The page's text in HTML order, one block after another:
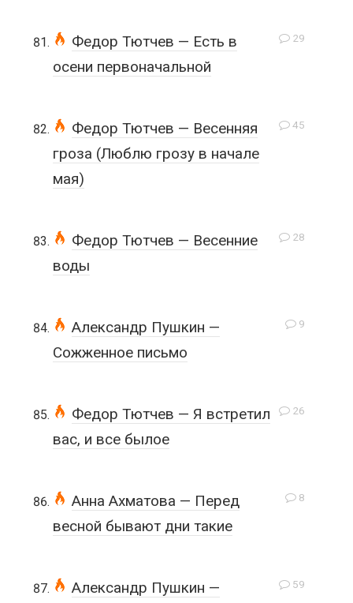
29
Федор Тютчев — Есть в
осени первоначальной
45
Федор Тютчев — Весенняя
гроза (Люблю грозу в начале
мая)
28
Федор Тютчев — Весенние
воды
9
Александр Пушкин —
Сожженное письмо
26
Федор Тютчев — Я встретил
вас, и все былое
8
Анна Ахматова — Перед
весной бывают дни такие
59
Александр Пушкин —